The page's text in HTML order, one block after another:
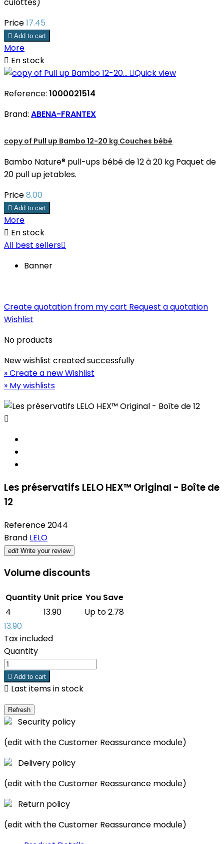
culottes)
Price17.45
 Add to cart
More
 En stock
Quick view
Reference: 1000021514
Brand: ABENA-FRANTEX
copy of Pull up Bambo 12-20 kg Couches bébé
Bambo Nature® pull-ups bébé de 12 à 20 kg Paquet de
20 pull up jetables.
Price8.00
 Add to cart
More
 En stock
All best sellers
Banner
Create quotation from my cart Request a quotation
Wishlist
No products
New wishlist created successfully
» Create a new Wishlist
» My wishlists

Les préservatifs LELO HEX™ Original - Boîte de
12
Reference2044
Brand LELO
edit Write your review
Volume discounts
Quantity Unit price You Save
4
13.90
Up to 2.78
13.90
Tax included
Quantity
 Add to cart
 Last items in stock
Security policy
(edit with the Customer Reassurance module)
Delivery policy
(edit with the Customer Reassurance module)
Return policy
(edit with the Customer Reassurance module)